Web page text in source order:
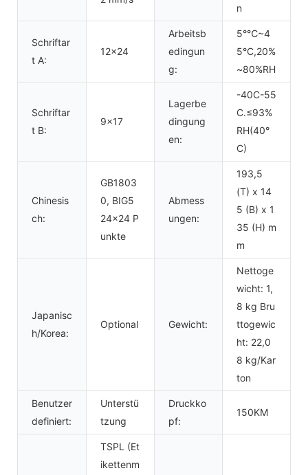
n
Schriftar
t A:
12x24
Arbeitsb
edingun
g:
5°℃~4
5°C,20%
~80%RH
Schriftar
t B:
9x17
Lagerbe
dingung
en:
-40C-55
C.≤93%
RH(40°
C)
Chinesis
ch:
GB1803
0, BIG5
24x24 P
unkte
Abmess
ungen:
193,5
(T) x 14
5 (B) x 1
35 (H) m
m
Japanisc
h/Korea:
Optional Gewicht:
Nettoge
wicht: 1,
8 kg Bru
ttogewic
ht: 22,0
8 kg/Kar
ton
Benutzer
definiert:
Unterstü
tzung
Druckko
pf:
150KM
TSPL (Et
ikettenm